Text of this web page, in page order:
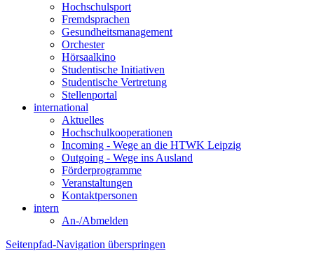
Hochschulsport
Fremdsprachen
Gesundheitsmanagement
Orchester
Hörsaalkino
Studentische Initiativen
Studentische Vertretung
Stellenportal
international
Aktuelles
Hochschulkooperationen
Incoming - Wege an die HTWK Leipzig
Outgoing - Wege ins Ausland
Förderprogramme
Veranstaltungen
Kontaktpersonen
intern
An-/Abmelden
Seitenpfad-Navigation überspringen